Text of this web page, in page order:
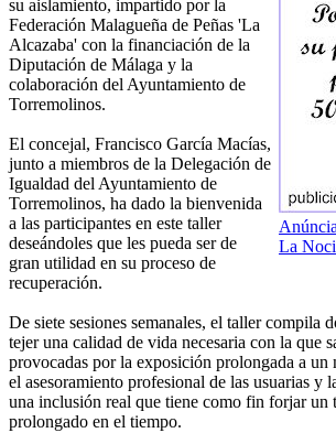
La
su aislamiento, impartido por la
Federación Malagueña de Peñas 'La
Alcazaba' con la financiación de la
Diputación de Málaga y la
colaboración del Ayuntamiento de
Torremolinos.
El concejal, Francisco García Macías,
junto a miembros de la Delegación de
Igualdad del Ayuntamiento de
Torremolinos, ha dado la bienvenida
a las participantes en este taller
deseándoles que les pueda ser de
gran utilidad en su proceso de
recuperación.
De siete sesiones semanales, el taller compila
tejer una calidad de vida necesaria con la que
provocadas por la exposición prolongada a un
el asesoramiento profesional de las usuarias y
una inclusión real que tiene como fin forjar un
prolongado en el tiempo.